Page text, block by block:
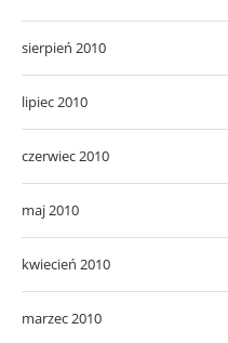
sierpień 2010
lipiec 2010
czerwiec 2010
maj 2010
kwiecień 2010
marzec 2010